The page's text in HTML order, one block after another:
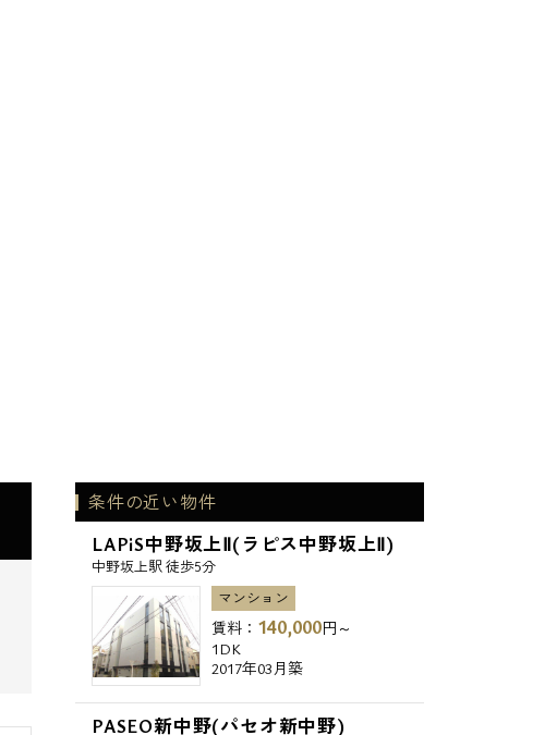
条件の近い物件
LAPiS中野坂上Ⅱ(ラピス中野坂上Ⅱ)
中野坂上駅 徒歩5分
マンション
賃料： 140,000円～
1DK
2017年03月築
PASEO新中野(パセオ新中野)